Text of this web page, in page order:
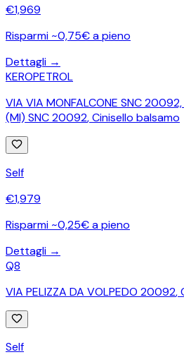
€1,969
Risparmi ~0,75€ a pieno
Dettagli →
KEROPETROL
VIA VIA MONFALCONE SNC 20092,
(MI) SNC 20092,Cinisello balsamo
Self
€1,979
Risparmi ~0,25€ a pieno
Dettagli →
Q8
VIA PELIZZA DA VOLPEDO 20092,
Self